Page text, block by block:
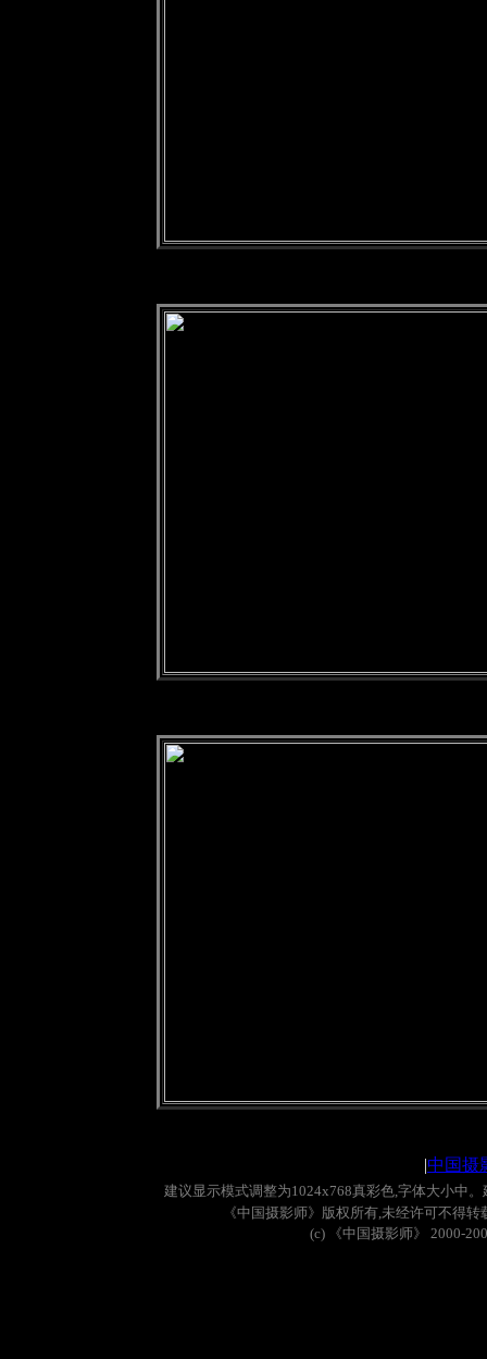
|中国摄
建议显示模式调整为1024x768真彩色,字体大小中。
《中国摄影师》版权所有,未经许可不得转
(c)
《中国摄影师》 2000-200